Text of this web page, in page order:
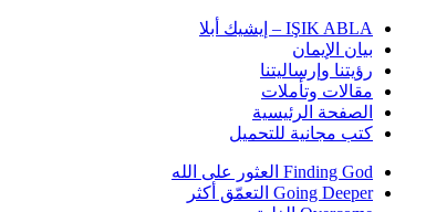
IŞIK ABLA – إيشيك أبلا
بيان الإيمان
رؤيتنا وإرساليتنا
مقالات وتأملات
الصفحة الرئيسية
كتب مجانية للتحميل
Finding God العثور على الله
Going Deeper التعمّق أكثر